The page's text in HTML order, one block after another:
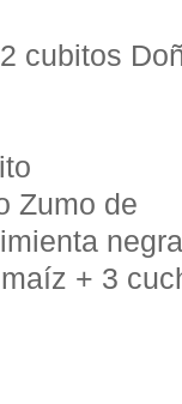
cubitos
Zumo de
negra
+ 3